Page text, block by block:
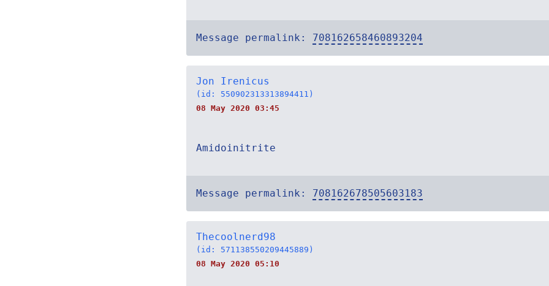
Message permalink: 708162658460893204
Jon Irenicus
(id: 550902313313894411)
08 May 2020 03:45
Amidoinitrite
Message permalink: 708162678505603183
Thecoolnerd98
(id: 571138550209445889)
08 May 2020 05:10